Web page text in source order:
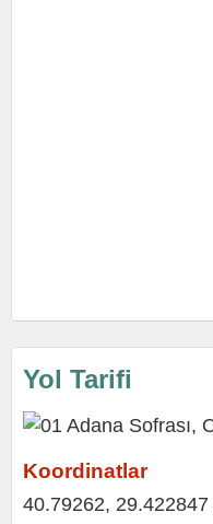
Yol Tarifi
Koordinatlar
40.79262, 29.422847